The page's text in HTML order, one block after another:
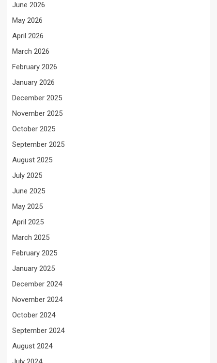
June 2026
May 2026
April 2026
March 2026
February 2026
January 2026
December 2025
November 2025
October 2025
September 2025
August 2025
July 2025
June 2025
May 2025
April 2025
March 2025
February 2025
January 2025
December 2024
November 2024
October 2024
September 2024
August 2024